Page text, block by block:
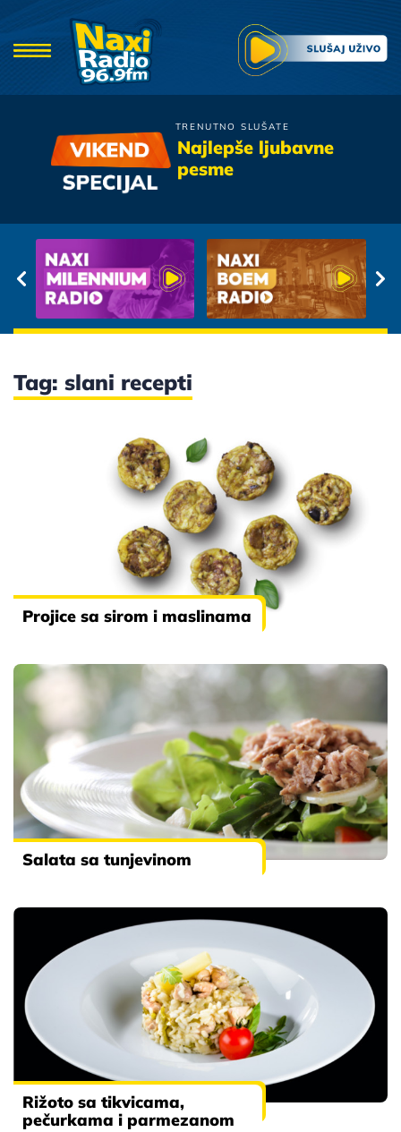
TRENUTNO SLUŠATE
Najlepše ljubavne
pesme
Film
Sjecam Se Prvog Poljupca
Tag: slani recepti
Projice sa sirom i maslinama
Salata sa tunjevinom
Rižoto sa tikvicama,
pečurkama i parmezanom